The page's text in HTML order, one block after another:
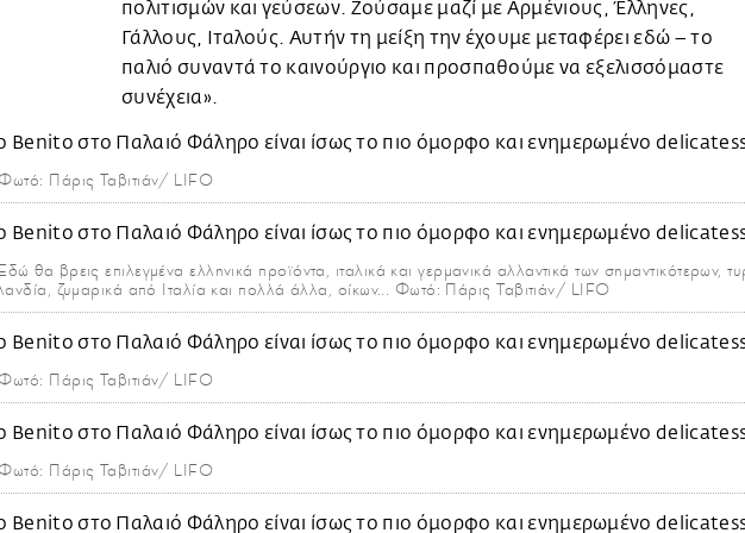
πολιτισμών και γεύσεων. Ζούσαμε μαζί με Αρμένιους, Έλληνες,
Γάλλους, Ιταλούς. Αυτήν τη μείξη την έχουμε μεταφέρει εδώ – το
παλιό συναντά το καινούργιο και προσπαθούμε να εξελισσόμαστε
συνέχεια».
Φωτό: Πάρις Ταβιτιάν/ LIFO
Εδώ θα βρεις επιλεγμένα ελληνικά προϊόντα, ιταλικά και γερμανικά αλλαντικά των σημαντικότερων,
ζυμαρικά από Ιταλία και πολλά άλλα, οίκων... Φωτό: Πάρις Ταβιτιάν/ LIFO
Φωτό: Πάρις Ταβιτιάν/ LIFO
Φωτό: Πάρις Ταβιτιάν/ LIFO